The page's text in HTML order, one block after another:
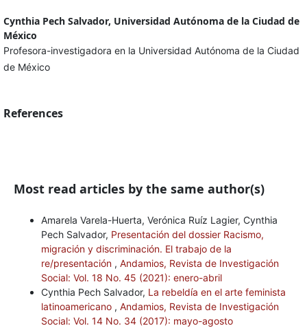
Cynthia Pech Salvador, Universidad Autónoma de la Ciudad de
México
Profesora-investigadora en la Universidad Autónoma de la Ciudad
de México
References
Most read articles by the same author(s)
Amarela Varela-Huerta, Verónica Ruíz Lagier, Cynthia
Pech Salvador, Presentación del dossier Racismo,
migración y discriminación. El trabajo de la
re/presentación , Andamios, Revista de Investigación
Social: Vol. 18 No. 45 (2021): enero-abril
Cynthia Pech Salvador, La rebeldía en el arte feminista
latinoamericano , Andamios, Revista de Investigación
Social: Vol. 14 No. 34 (2017): mayo-agosto